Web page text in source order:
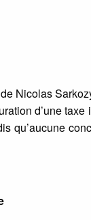
Nicolas
d’une
qu’aucune